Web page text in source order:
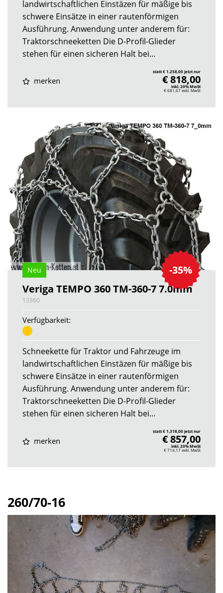
landwirtschaftlichen Einstäzen für mäßige bis
schwere Einsätze in einer rautenförmigen
Ausführung. Anwendung unter anderem für:
Traktorschneeketten Die D-Profil-Glieder
stehen für einen sicheren Halt bei...
merken
statt € 1.258,00 jetzt nur
€ 818,00
inkl. 20% MwSt
€ 681,67exkl. MwSt
-35%
Neu
Veriga TEMPO 360 TM-360-7 7.0mm
13360
Verfügbarkeit:
Schneekette für Traktor und Fahrzeuge im
landwirtschaftlichen Einstäzen für mäßige bis
schwere Einsätze in einer rautenförmigen
Ausführung. Anwendung unter anderem für:
Traktorschneeketten Die D-Profil-Glieder
stehen für einen sicheren Halt bei...
merken
statt € 1.318,00 jetzt nur
€ 857,00
inkl. 20% MwSt
€ 714,17exkl. MwSt
260/70-16